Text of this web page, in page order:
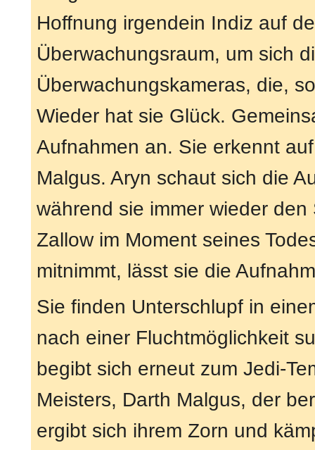
Hoffnung irgendein Indiz auf
Überwachungsraum, um sich
Überwachungskameras, die,
Wieder hat sie Glück.
Aufnahmen an. Sie erkennt
Malgus. Aryn schaut sich die
während sie immer wieder
Zallow im Moment seines
mitnimmt, lässt sie die
Sie finden Unterschlupf in
nach einer Fluchtmöglichkeit
begibt sich erneut zum Jedi-
Meisters, Darth Malgus, der
ergibt sich ihrem Zorn und